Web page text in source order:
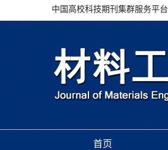
中国高校科技期刊集群服务平台
首页